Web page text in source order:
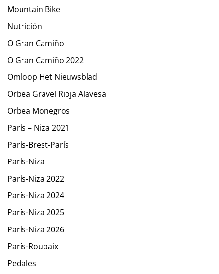
Mountain Bike
Nutrición
O Gran Camiño
O Gran Camiño 2022
Omloop Het Nieuwsblad
Orbea Gravel Rioja Alavesa
Orbea Monegros
París – Niza 2021
París-Brest-París
París-Niza
París-Niza 2022
París-Niza 2024
París-Niza 2025
París-Niza 2026
París-Roubaix
Pedales